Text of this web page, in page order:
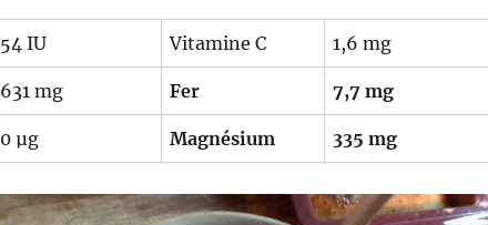
54 IU Vitamine C 1,6 mg
631 mg Fer 7,7 mg
0 µg Magnésium 335 mg